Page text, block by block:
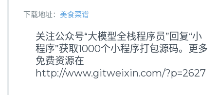
下载地址： 美食菜谱
关注公众号“大模型全栈程序员”回复“小
程序”获取1000个小程序打包源码。更多
免费资源在
http://www.gitweixin.com/?p=2627